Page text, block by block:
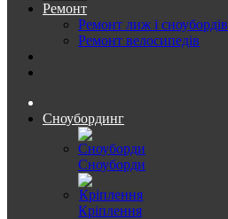
Ремонт
Ремонт лиж і сноубордів
Ремонт велосипедів
Сноубординг
Сноуборди
Кріплення